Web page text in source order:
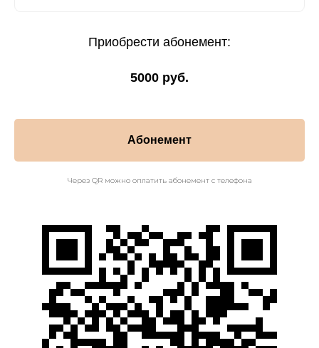
Приобрести абонемент:
5000 руб.
Абонемент
Через QR можно оплатить абонемент с телефона